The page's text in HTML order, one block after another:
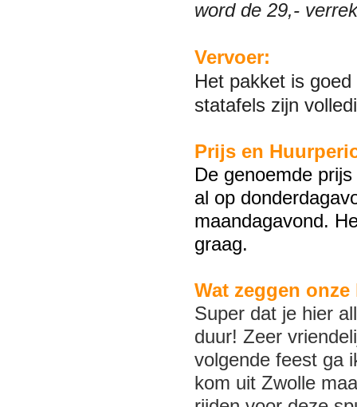
word de 29,-
Vervoer:
Het pakket is
statafels zijn
Prijs en
De genoemde
al op
maandagavond.
graag.
Wat zeggen
Super dat je hier
duur! Zeer
volgende feest ga
kom uit Zwolle